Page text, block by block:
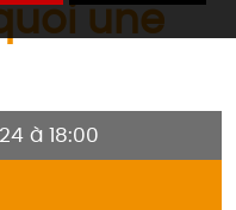
une
à 18:00